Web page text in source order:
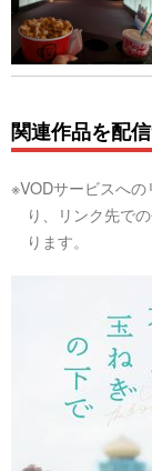
関連作品を配
※VODサービスへ
り、リンク先で
ります。